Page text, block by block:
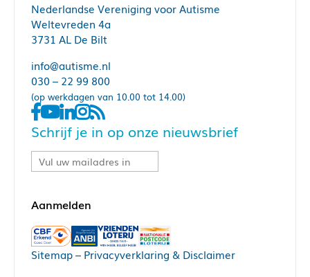
Nederlandse Vereniging voor Autisme
Weltevreden 4a
3731 AL De Bilt
info@autisme.nl
030 – 22 99 800
(op werkdagen van 10.00 tot 14.00)
Schrijf je in op onze nieuwsbrief
Sitemap– Privacyverklaring & Disclaimer